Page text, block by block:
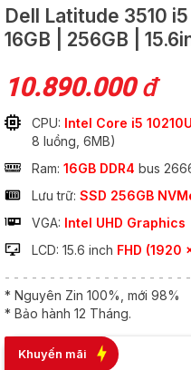
Dell Latitude 3510
16GB | 256GB |
10.890.000đ
CPU: Intel Core i5 10210U
8 luồng, 6MB)
Ram: 16GB DDR4 bus
Lưu trữ: SSD 256GB
VGA: Intel UHD Graphics
LCD: 15.6 inch FHD (1920
- - - - - - - - - - - - - - - - - - - -
* Nguyên Zin 100%, mới 98%
* Bảo hành 12 Tháng.
Khuyến mãi